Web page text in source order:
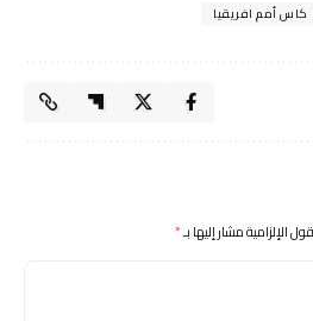
كاس أمم افريقيا
الإلزامية مشار إليها بـ*